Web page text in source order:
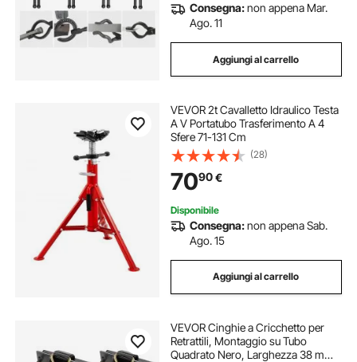
4 blocchi sbr16uu 4 sgabelli
mandrino 4 asse
garage 4 4 gabbia 4
Consegna:non appena Mar.
Ago. 11
Aggiungi al carrello
VEVOR 2t Cavalletto Idraulico Testa
A V Portatubo Trasferimento A 4
Sfere 71-131 Cm
(28)
7090€
Disponibile
Consegna:non appena Sab.
Ago. 15
Aggiungi al carrello
VEVOR Cinghie a Cricchetto per
Retrattili, Montaggio su Tubo
Quadrato Nero, Larghezza 38 mm x